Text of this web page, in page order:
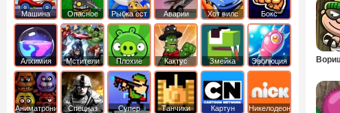
Машина
ест
машину
Опасное
оружие
Рыбка ест
рыбку
Аварии
машин
Хот вилс Бокс
Алхимия Мстители
Плохие
свинки
Кактус
маккой
Змейка Эволюция
Аниматроники Спецназ
Супер
Танчики
Картун
Никелодеон